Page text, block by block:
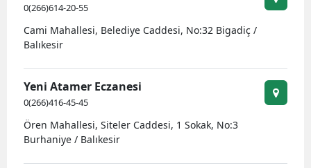
0(266)614-20-55
Cami Mahallesi, Belediye Caddesi, No:32 Bigadiç /
Balıkesir
Yeni Atamer Eczanesi
0(266)416-45-45
Ören Mahallesi, Siteler Caddesi, 1 Sokak, No:3
Burhaniye / Balıkesir